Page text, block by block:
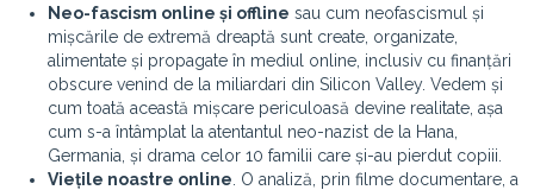
Neo-fascism online și offline sau cum neofascismul și
mișcările de extremă dreaptă sunt create, organizate,
alimentate și propagate în mediul online, inclusiv cu finanțări
obscure venind de la miliardari din Silicon Valley. Vedem și
cum toată această mișcare periculoasă devine realitate, așa
cum s-a întâmplat la atentantul neo-nazist de la Hana,
Germania, și drama celor 10 familii care și-au pierdut copiii.
Viețile noastre online . O analiză, prin filme documentare, a